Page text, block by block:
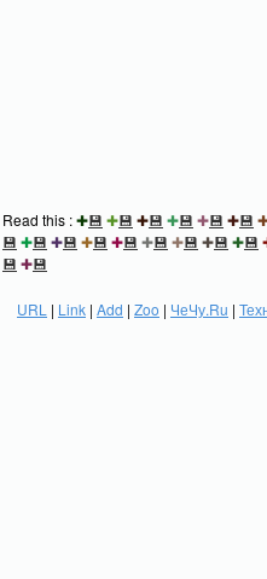
Read this :✚💾 ✚💾 ✚💾 ✚💾 ✚💾 ✚💾
💾 ✚💾 ✚💾 ✚💾 ✚💾 ✚💾 ✚💾 ✚💾 ✚💾
💾 ✚💾
URL | Link | Add | Zoo | ЧеЧу.Ru |